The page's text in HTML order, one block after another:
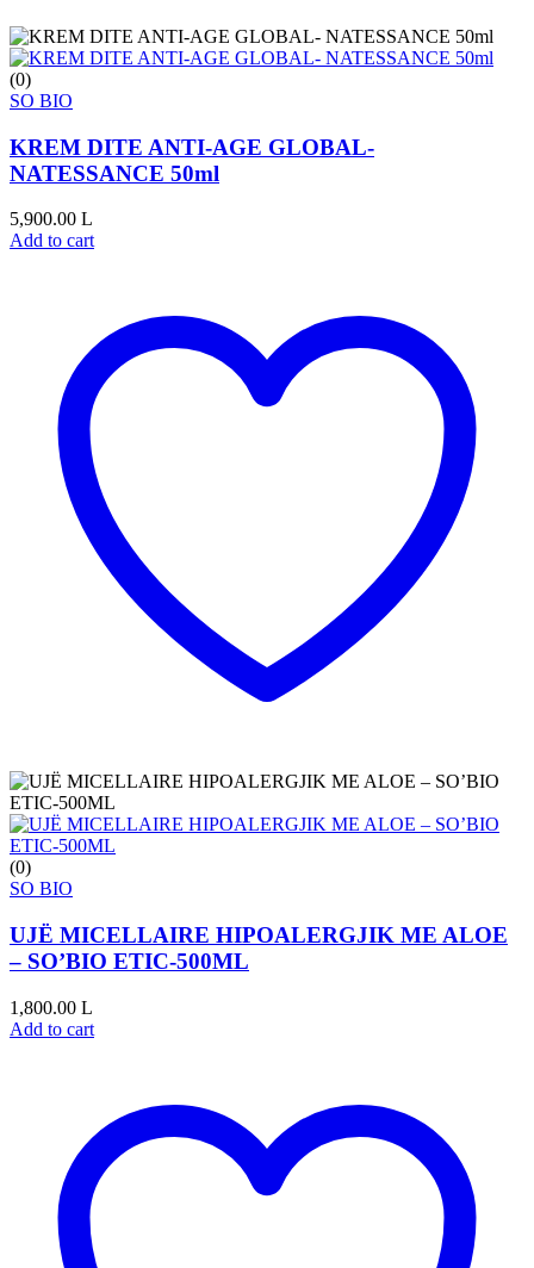
(0)
SO BIO
KREM DITE ANTI-AGE GLOBAL-
NATESSANCE 50ml
5,900.00 L
Add to cart
(0)
SO BIO
UJË MICELLAIRE HIPOALERGJIK ME ALOE
– SO’BIO ETIC-500ML
1,800.00 L
Add to cart